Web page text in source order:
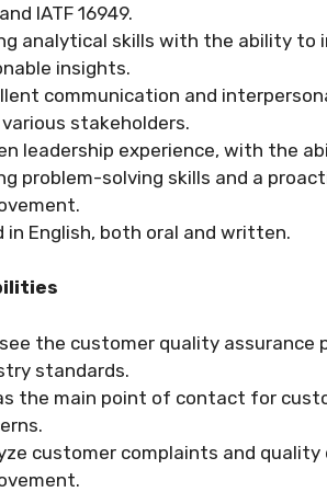
IATF 16949.
analytical skills with the ability to
insights.
communication and
stakeholders.
leadership experience, with the
problem-solving skills and a
in English, both oral and written.
the customer quality assurance
standards.
the main point of contact for
customer complaints and